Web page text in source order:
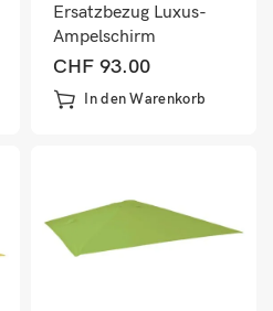
Ersatzbezug Luxus-
Ampelschirm
Sonnenschirmbezug
3,5×3,5m rot
CHF 93.00
In den Warenkorb